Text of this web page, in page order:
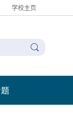
学校主页